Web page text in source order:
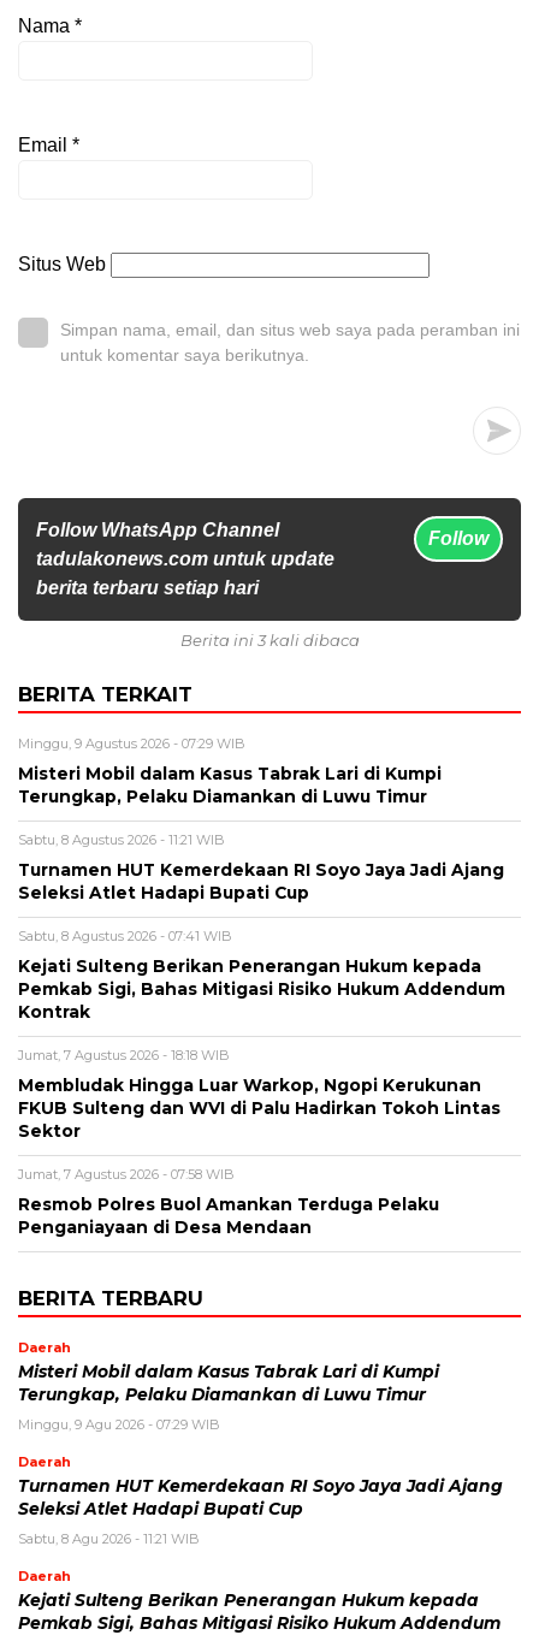
Nama *
Email *
Situs Web
Simpan nama, email, dan situs web saya pada peramban ini
untuk komentar saya berikutnya.
Follow WhatsApp Channel
tadulakonews.com untuk update
berita terbaru setiap hari
Follow
Berita ini 3 kali dibaca
BERITA TERKAIT
Minggu, 9 Agustus 2026 - 07:29 WIB
Misteri Mobil dalam Kasus Tabrak Lari di Kumpi
Terungkap, Pelaku Diamankan di Luwu Timur
Sabtu, 8 Agustus 2026 - 11:21 WIB
Turnamen HUT Kemerdekaan RI Soyo Jaya Jadi Ajang
Seleksi Atlet Hadapi Bupati Cup
Sabtu, 8 Agustus 2026 - 07:41 WIB
Kejati Sulteng Berikan Penerangan Hukum kepada
Pemkab Sigi, Bahas Mitigasi Risiko Hukum Addendum
Kontrak
Jumat, 7 Agustus 2026 - 18:18 WIB
Membludak Hingga Luar Warkop, Ngopi Kerukunan
FKUB Sulteng dan WVI di Palu Hadirkan Tokoh Lintas
Sektor
Jumat, 7 Agustus 2026 - 07:58 WIB
Resmob Polres Buol Amankan Terduga Pelaku
Penganiayaan di Desa Mendaan
BERITA TERBARU
Daerah
Misteri Mobil dalam Kasus Tabrak Lari di Kumpi
Terungkap, Pelaku Diamankan di Luwu Timur
Minggu, 9 Agu 2026 - 07:29 WIB
Daerah
Turnamen HUT Kemerdekaan RI Soyo Jaya Jadi Ajang
Seleksi Atlet Hadapi Bupati Cup
Sabtu, 8 Agu 2026 - 11:21 WIB
Daerah
Kejati Sulteng Berikan Penerangan Hukum kepada
Pemkab Sigi, Bahas Mitigasi Risiko Hukum Addendum